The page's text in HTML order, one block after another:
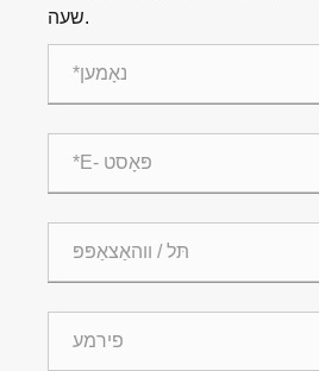
שעה.